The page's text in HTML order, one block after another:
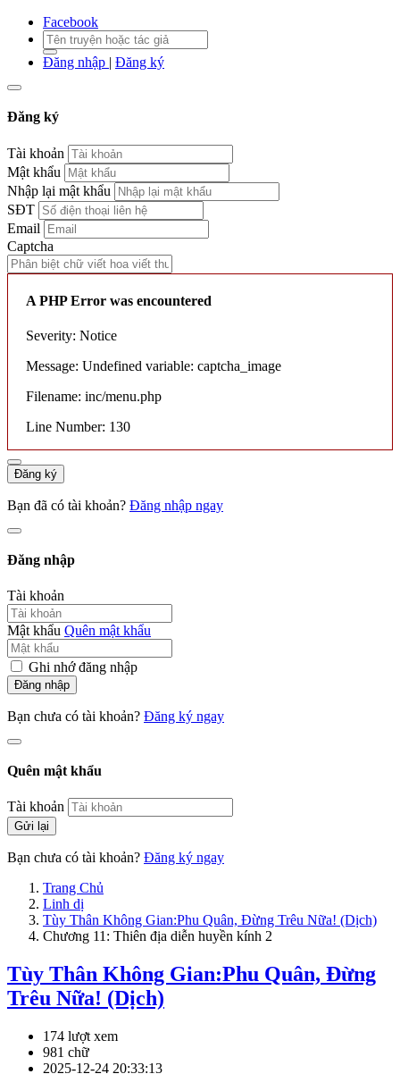
Facebook
Đăng nhập | Đăng ký
Đăng ký
Tài khoản
Mật khẩu
Nhập lại mật khẩu
SĐT
Email
Captcha
A PHP Error was encountered
Severity: Notice
Message: Undefined variable: captcha_image
Filename: inc/menu.php
Line Number: 130
Đăng ký
Bạn đã có tài khoản? Đăng nhập ngay
Đăng nhập
Tài khoản
Mật khẩu Quên mật khẩu
Ghi nhớ đăng nhập
Đăng nhập
Bạn chưa có tài khoản? Đăng ký ngay
Quên mật khẩu
Tài khoản
Gửi lại
Bạn chưa có tài khoản? Đăng ký ngay
Trang Chủ
Linh dị
Tùy Thân Không Gian:Phu Quân, Đừng Trêu Nữa! (Dịch)
Chương 11: Thiên địa diễn huyền kính 2
Tùy Thân Không Gian:Phu Quân, Đừng
Trêu Nữa! (Dịch)
174 lượt xem
981 chữ
2025-12-24 20:33:13